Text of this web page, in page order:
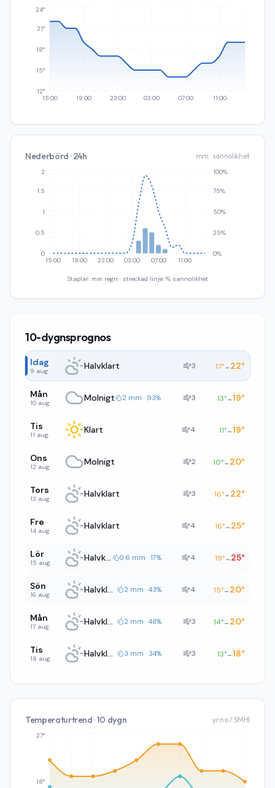
15:00 19:00 23:00 03:00 07:00 11:00
12°
15°
18°
21°
24°
Nederbörd · 24h mm · sannolikhet
15:00 19:00 23:00 03:00 07:00 11:00
0
0.5
1
1.5
2
0%
25%
50%
75%
100%
Staplar: mm regn · streckad linje: % sannolikhet
10-dygnsprognos
Idag
9 aug. Halvklart 3 17°→ 22°
Mån
10 aug. Molnigt 2 mm · 93% 3 13°→19°
Tis
11 aug. Klart 4 11°→19°
Ons
12 aug. Molnigt 2 10°→ 20°
Tors
13 aug. Halvklart 3 16°→ 22°
Fre
14 aug. Halvklart 4 16°→ 25°
Lör
15 aug. Halvklart 0.6 mm · 17% 4 19°→ 25°
Sön
16 aug. Halvklart 2 mm · 43% 4 15°→ 20°
Mån
17 aug. Halvklart 2 mm · 48% 3 14°→ 20°
Tis
18 aug. Halvklart 3 mm · 34% 3 13°→18°
Temperaturtrend · 10 dygn yr.no / SMHI
18°
27°